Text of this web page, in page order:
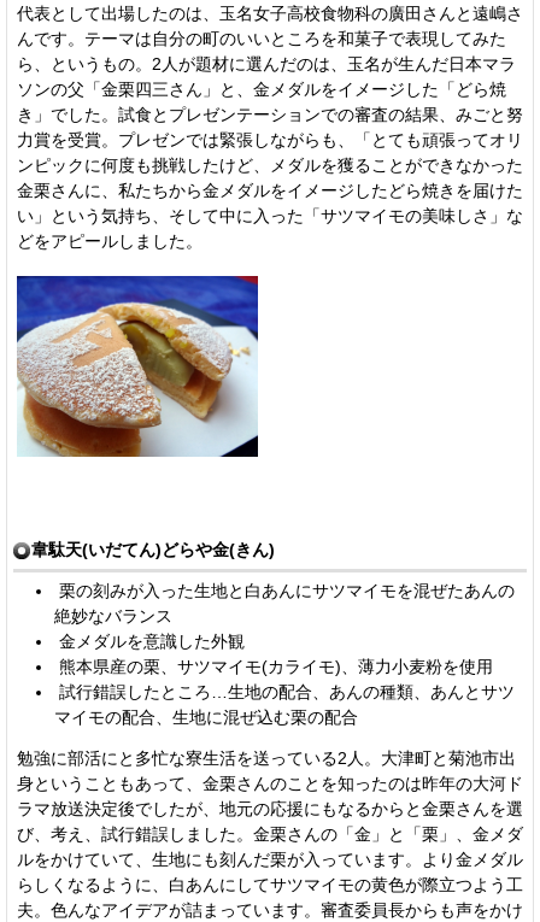
代表として出場したのは、玉名女子高校食物科の廣田さんと遠嶋さ
んです。テーマは自分の町のいいところを和菓子で表現してみた
ら、というもの。2人が題材に選んだのは、玉名が生んだ日本マラ
ソンの父「金栗四三さん」と、金メダルをイメージした「どら焼
き」でした。試食とプレゼンテーションでの審査の結果、みごと努
力賞を受賞。プレゼンでは緊張しながらも、「とても頑張ってオリ
ンピックに何度も挑戦したけど、メダルを獲ることができなかった
金栗さんに、私たちから金メダルをイメージしたどら焼きを届けた
い」という気持ち、そして中に入った「サツマイモの美味しさ」な
どをアピールしました。
韋駄天(いだてん)どらや金(きん)
栗の刻みが入った生地と白あんにサツマイモを混ぜたあんの
絶妙なバランス
金メダルを意識した外観
熊本県産の栗、サツマイモ(カライモ)、薄力小麦粉を使用
試行錯誤したところ…生地の配合、あんの種類、あんとサツ
マイモの配合、生地に混ぜ込む栗の配合
勉強に部活にと多忙な寮生活を送っている2人。大津町と菊池市出
身ということもあって、金栗さんのことを知ったのは昨年の大河ド
ラマ放送決定後でしたが、地元の応援にもなるからと金栗さんを選
び、考え、試行錯誤しました。金栗さんの「金」と「栗」、金メダ
ルをかけていて、生地にも刻んだ栗が入っています。より金メダル
らしくなるように、白あんにしてサツマイモの黄色が際立つよう工
夫。色んなアイデアが詰まっています。審査委員長からも声をかけ